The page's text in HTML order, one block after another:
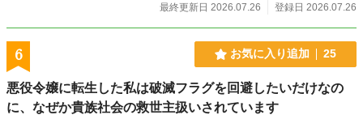
最終更新日 2026.07.26
登録日 2026.07.26
6 お気に入り追加 25
悪役令嬢に転生した私は破滅フラグを回避したいだけなの
に、なぜか貴族社会の救世主扱いされています